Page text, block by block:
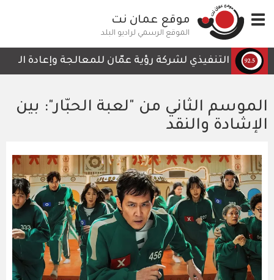
إلى
المحتوى
الرئيسي
Toggle
navigation
موقع عمان نت
الموقع الرسمي لراديو البلد
التنفيذي لشركة رؤية عمّان للمعالجة وإعادة
الموسم الثاني من "لعبة الحبّار": بين
الإشادة والنقد